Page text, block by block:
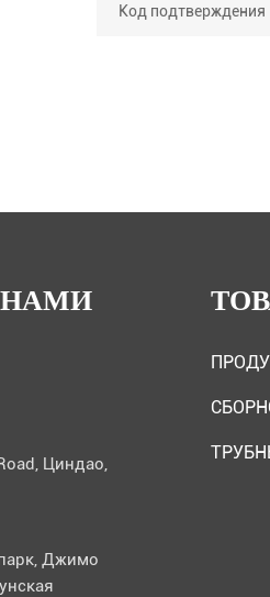
Циндао,
Джимо